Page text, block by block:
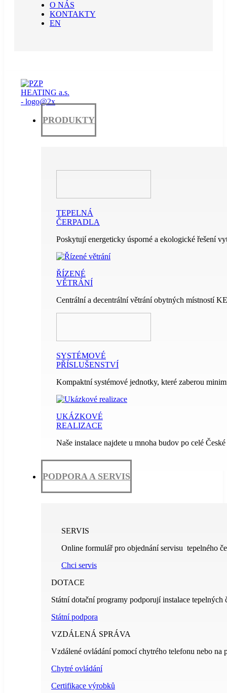
O NÁS
KONTAKTY
EN
PRODUKTY
TEPELNÁ
ČERPADLA
Poskytují energeticky úsporné a ekologické řešení
ŘÍZENÉ
VĚTRÁNÍ
Centrální a decentrální větrání obytných místností
SYSTÉMOVÉ
PŘÍSLUŠENSTVÍ
Kompaktní systémové jednotky, které zaberou
UKÁZKOVÉ
REALIZACE
Naše instalace najdete u mnoha budov po celé
PODPORA A SERVIS
SERVIS
Online formulář pro objednání servisu tepelného
Chci servis
DOTACE
Státní dotační programy podporují instalace tepelných
Státní podpora
VZDÁLENÁ SPRÁVA
Vzdálené ovládání pomocí chytrého telefonu nebo na
Chytré ovládání
Certifikace výrobků